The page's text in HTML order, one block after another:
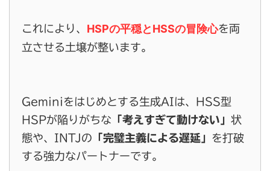
これにより、 HSPの平穏とHSSの冒険心を両
立させる土壌が整います。
Geminiをはじめとする生成AIは、HSS型
HSPが陥りがちな 「考えすぎて動けない」 状
態や、INTJの 「完璧主義による遅延」 を打破
する強力なパートナーです。